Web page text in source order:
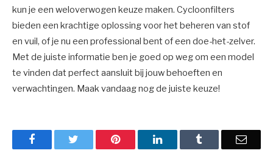
kun je een weloverwogen keuze maken. Cycloonfilters
bieden een krachtige oplossing voor het beheren van stof
en vuil, of je nu een professional bent of een doe-het-zelver.
Met de juiste informatie ben je goed op weg om een model
te vinden dat perfect aansluit bij jouw behoeften en
verwachtingen. Maak vandaag nog de juiste keuze!
Facebook Pinterest LinkedIn Email